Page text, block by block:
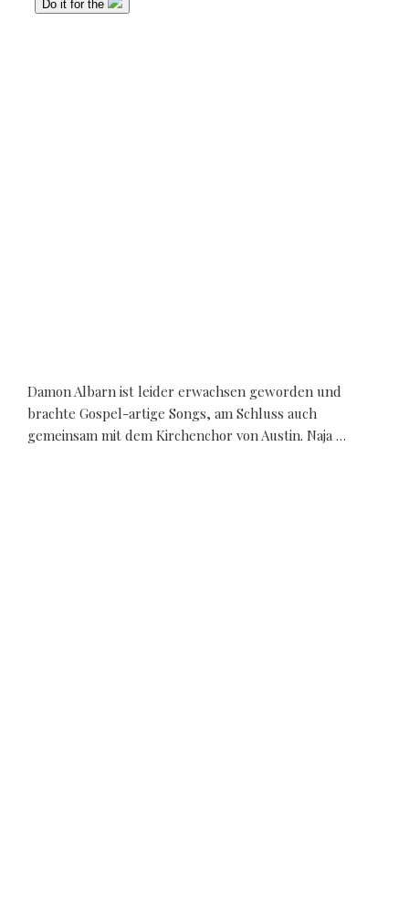
Damon Albarn ist leider erwachsen geworden und
brachte Gospel-artige Songs, am Schluss auch
gemeinsam mit dem Kirchenchor von Austin. Naja …